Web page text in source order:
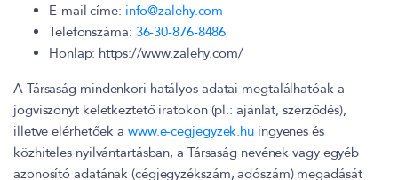
E-mail címe: info@zalehy.com
Telefonszáma: 36-30-876-8486
Honlap: https://www.zalehy.com/
A Társaság mindenkori hatályos adatai megtalálhatóak a
jogviszonyt keletkeztető iratokon (pl.: ajánlat, szerződés),
illetve elérhetőek a www.e-cegjegyzek.hu ingyenes és
közhiteles nyilvántartásban, a Társaság nevének vagy egyéb
azonosító adatának (cégjegyzékszám, adószám) megadását